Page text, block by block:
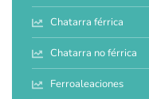
Chatarra férrica
Chatarra no férrica
Ferroaleaciones